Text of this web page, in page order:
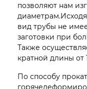
позволяют нам
вид трубы не
заготовки при
Также
кратной длины от
По способу